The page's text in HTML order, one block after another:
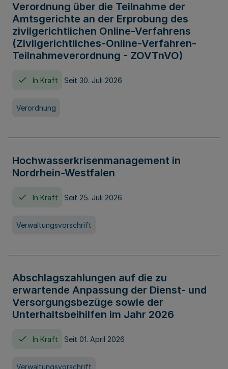
Verordnung über die Teilnahme der
Amtsgerichte an der Erprobung des
zivilgerichtlichen Online-Verfahrens
(Zivilgerichtliches-Online-Verfahren-
Teilnahmeverordnung - ZOVTnVO)
In Kraft Seit 30. Juli 2026
Verordnung
Hochwasserkrisenmanagement in
Nordrhein-Westfalen
In Kraft Seit 25. Juli 2026
Verwaltungsvorschrift
Abschlagszahlungen auf die zu
erwartende Anpassung der Dienst- und
Versorgungsbezüge sowie der
Unterhaltsbeihilfen im Jahr 2026
In Kraft Seit 01. April 2026
Verwaltungsvorschrift